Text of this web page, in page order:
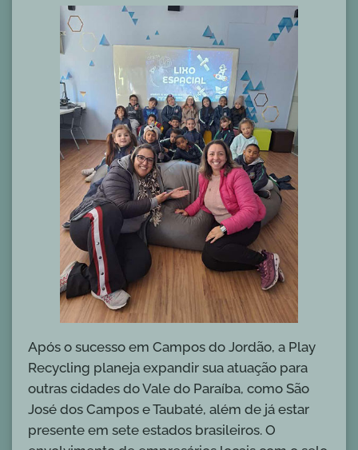
Após o sucesso em Campos do Jordão, a Play
Recycling planeja expandir sua atuação para
outras cidades do Vale do Paraíba, como São
José dos Campos e Taubaté, além de já estar
presente em sete estados brasileiros. O